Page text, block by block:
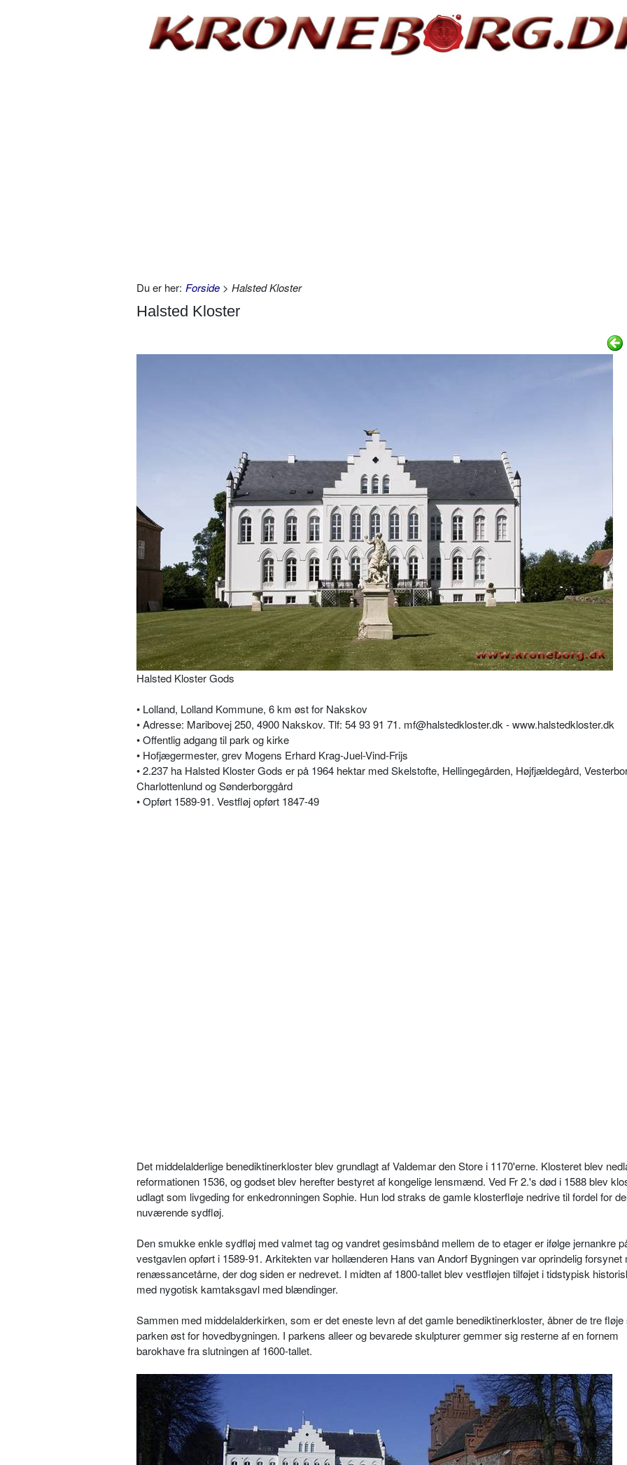
Du er her: Forside > Halsted Kloster
Halsted Kloster
Halsted Kloster Gods
• Lolland, Lolland Kommune, 6 km øst for Nakskov
• Adresse: Maribovej 250, 4900 Nakskov. Tlf: 54 93 91 71. mf@halstedkloster.dk - www.halstedkloster.dk
• Offentlig adgang til park og kirke
• Hofjægermester, grev Mogens Erhard Krag-Juel-Vind-Frijs
• 2.237 ha Halsted Kloster Gods er på 1964 hektar med Skelstofte, Hellingegården, Højfjældegård,
Charlottenlund og Sønderborggård
• Opført 1589-91. Vestfløj opført 1847-49
Det middelalderlige benediktinerkloster blev grundlagt af Valdemar den Store i 1170'erne. Klosteret blev
reformationen 1536, og godset blev herefter bestyret af kongelige lensmænd. Ved Fr 2.'s død i 1588 blev
udlagt som livgeding for enkedronningen Sophie. Hun lod straks de gamle klosterfløje nedrive til fordel for
nuværende sydfløj.
Den smukke enkle sydfløj med valmet tag og vandret gesimsbånd mellem de to etager er ifølge jernankre
vestgavlen opført i 1589-91. Arkitekten var hollænderen Hans van Andorf Bygningen var oprindelig forsynet
renæssancetårne, der dog siden er nedrevet. I midten af 1800-tallet blev vestfløjen tilføjet i tidstypisk
med nygotisk kamtaksgavl med blændinger.
Sammen med middelalderkirken, som er det eneste levn af det gamle benediktinerkloster, åbner de tre
parken øst for hovedbygningen. I parkens alleer og bevarede skulpturer gemmer sig resterne af en fornem
barokhave fra slutningen af 1600-tallet.